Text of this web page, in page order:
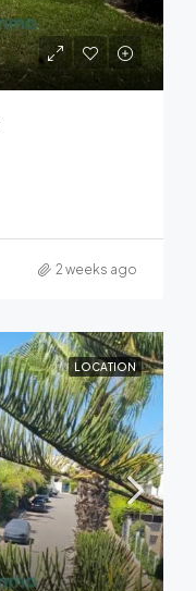
2 weeks ago
LOCATION